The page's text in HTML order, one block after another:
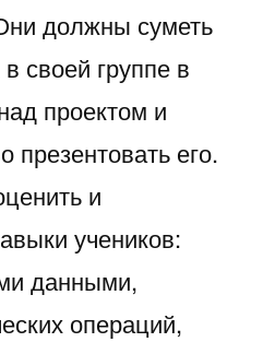
должны суметь
своей группе в
проектом и
презентовать его.
и
учеников:
данными,
операций,